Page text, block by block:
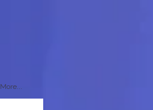
More...